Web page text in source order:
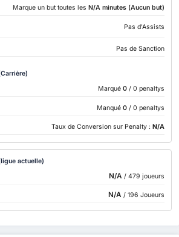
Marque un but toutes les N/A minutes (Aucun but)
Pas d'Assists
Pas de Sanction
Marqué 0 / 0 penaltys
Manqué 0 / 0 penaltys
Taux de Conversion sur Penalty : N/A
actuelle)
N/A / 479 joueurs
N/A / 196 Joueurs